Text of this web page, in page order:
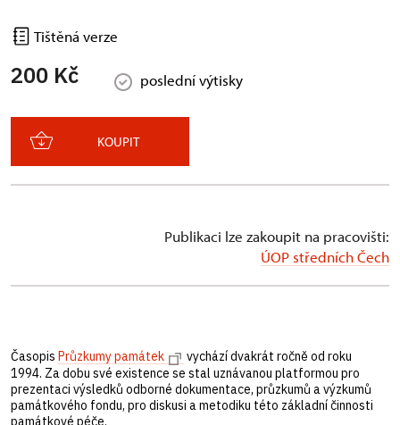
Tištěná verze
200 Kč poslední výtisky
KOUPIT
Publikaci lze zakoupit na pracovišti:
ÚOP středních Čech
Časopis Průzkumy památek
vychází dvakrát ročně od roku
1994. Za dobu své existence se stal uznávanou platformou pro
prezentaci výsledků odborné dokumentace, průzkumů a výzkumů
památkového fondu, pro diskusi a metodiku této základní činnosti